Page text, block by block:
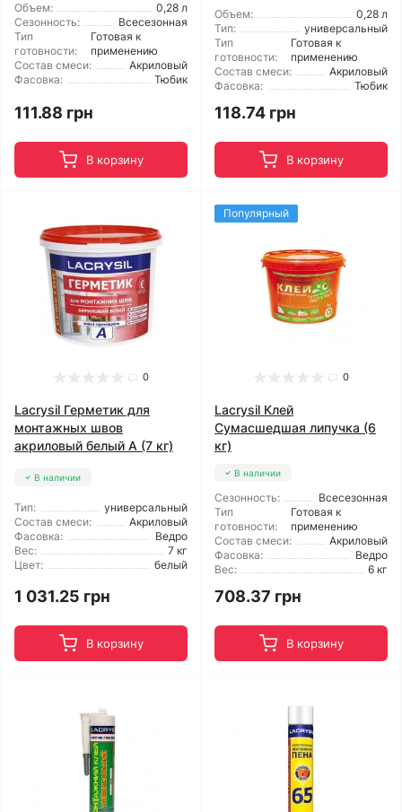
Объем:
0,28 л
Сезонность:
Всесезонная
Тип
готовности:
Готовая к
применению
Состав смеси:
Акриловый
Фасовка:
Тюбик
111.88 грн
В корзину
Объем:
0,28 л
Тип:
универсальный
Тип
готовности:
Готовая к
применению
Состав смеси:
Акриловый
Фасовка:
Тюбик
118.74 грн
В корзину
0
Lacrysil Герметик для
монтажных швов
акриловый белый А (7 кг)
В наличии
Тип:
универсальный
Состав смеси:
Акриловый
Фасовка:
Ведро
Вес:
7 кг
Цвет:
белый
1 031.25 грн
В корзину
Популярный
0
Lacrysil Клей
Сумасшедшая липучка (6
кг)
В наличии
Сезонность:
Всесезонная
Тип
готовности:
Готовая к
применению
Состав смеси:
Акриловый
Фасовка:
Ведро
Вес:
6 кг
708.37 грн
В корзину